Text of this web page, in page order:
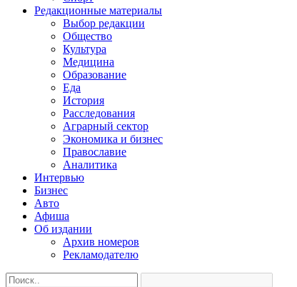
Редакционные материалы
Выбор редакции
Общество
Культура
Медицина
Образование
Еда
История
Расследования
Аграрный сектор
Экономика и бизнес
Православие
Аналитика
Интервью
Бизнес
Авто
Афиша
Об издании
Архив номеров
Рекламодателю